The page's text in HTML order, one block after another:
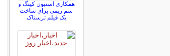
همکاری استیون کینگ و
سم ریمی برای ساخت
یک فیلم ترسناک